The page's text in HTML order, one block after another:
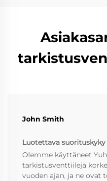
John Smith
Luotettava
Olemme käyttäneet
tarkistusventtiilejä
vuoden ajan, ja ne